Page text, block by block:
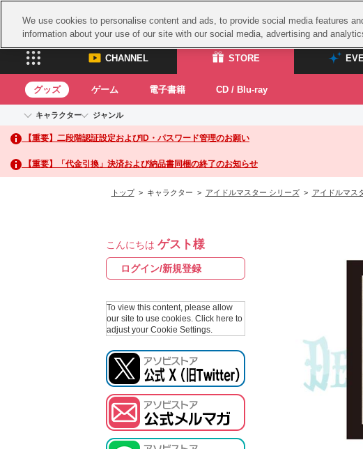
CHANNEL STORE
CHANNEL
ASOBI CHANNEL TOP
STORE
ASOBI STORE TOP
グッズ
グッズ ゲーム 電子書籍 CD / Blu-ray
キャラクター
アイドルマスターシリーズ
アイドルマスター
アイドルマスター シンデレラガールズ
アイドルマスター ミリオンライブ！
プロジェクトアイマス ヴイアライヴ
テイルズ オブ シリーズ
ジャンル
イベントグッズ
トイ・ホビー
【重要】二段階認証設定およびID・パスワード管理のお願い
【重要】「代金引換」決済および納品書同梱の終了のお知らせ
トップ> キャラクター > アイドルマスター シリーズ> アイドルマス
こんにちは ゲスト様
ログイン/新規登録
To view this content, please allow
our site to use cookies. Click here to
adjust your Cookie Settings.
We use cookies to personalise content and ads, to provide social media features
information about your use of our site with our social media, advertising and